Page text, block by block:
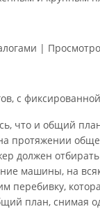
|
с
что и общий
протяжении
должен
машины, на
план, снимая